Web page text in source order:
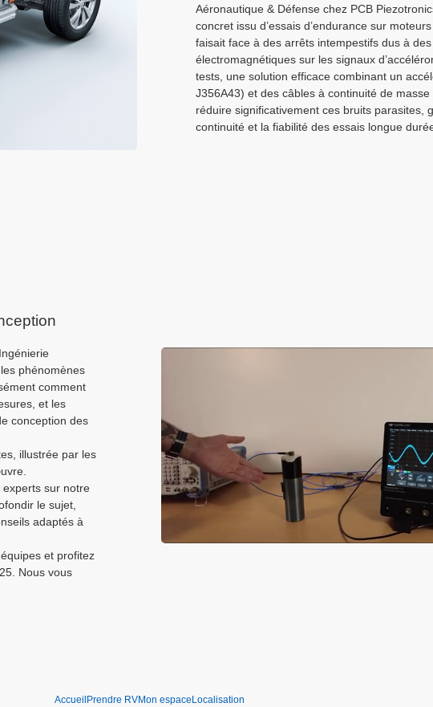
Aéronautique & Défense chez PCB
concret issu d’essais d’endurance sur
faisait face à des arrêts intempestifs dus à
électromagnétiques sur les signaux
tests, une solution efficace combinant un
J356A43) et des câbles à continuité de
réduire significativement ces bruits parasites,
continuité et la fiabilité des essais longue
phénomènes
comment
et les
conception des
illustrée par les
sur notre
le sujet,
adaptés à
et profitez
Nous vous
AccueilPrendre RVMon espaceLocalisation